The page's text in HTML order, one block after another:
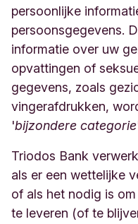
persoonlijke
persoonsgegevens.
informatie over uw
opvattingen of
gegevens, zoals
vingerafdrukken,
'bijzondere categorie
Triodos Bank
als er een wettelijke
of als het nodig is
te leveren (of te